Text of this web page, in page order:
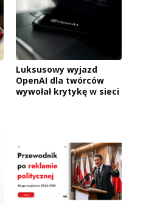
Luksusowy wyjazd
OpenAI dla twórców
wywołał krytykę w sieci